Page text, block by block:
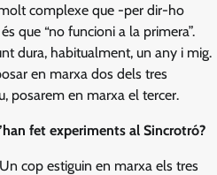
complexe que -per dir-ho
que “no funcioni a la primera”.
dura, habitualment, un any i mig.
en marxa dos dels tres
posarem en marxa el tercer.
fet experiments al Sincrotró?
cop estiguin en marxa els tres